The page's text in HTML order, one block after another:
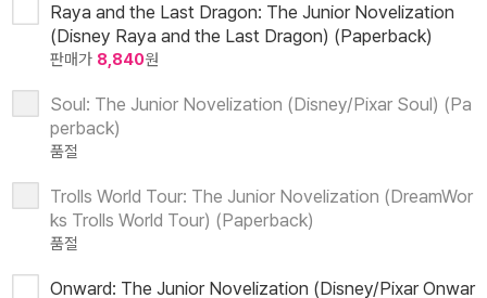
Raya and the Last Dragon: The Junior Novelization
(Disney Raya and the Last Dragon) (Paperback)
판매가 8,840원
Soul: The Junior Novelization (Disney/Pixar Soul) (Pa
perback)
품절
Trolls World Tour: The Junior Novelization (DreamWor
ks Trolls World Tour) (Paperback)
품절
Onward: The Junior Novelization (Disney/Pixar Onwar